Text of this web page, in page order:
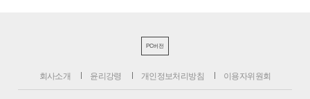
PC버전
회사소개 윤리강령 개인정보처리방침 이용자위원회